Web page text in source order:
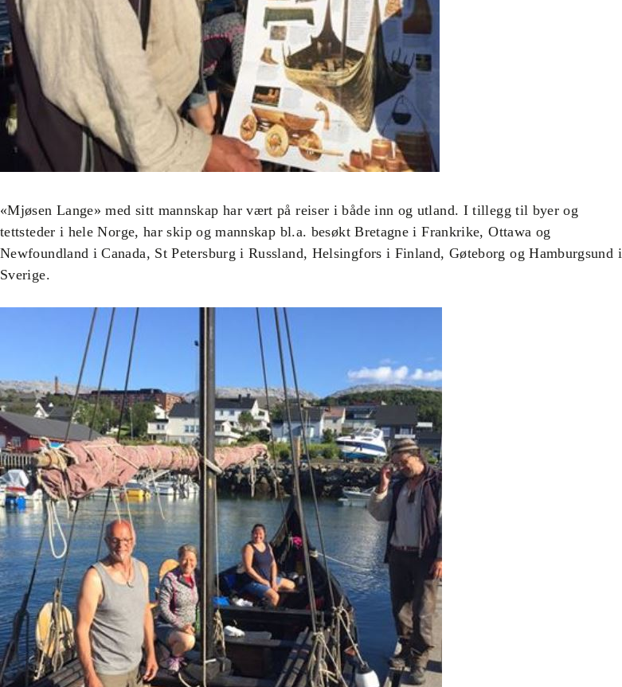
«Mjøsen Lange» med sitt mannskap har vært på reiser i både inn og utland. I tillegg til byer og
tettsteder i hele Norge, har skip og mannskap bl.a. besøkt Bretagne i Frankrike, Ottawa og
Newfoundland i Canada, St Petersburg i Russland, Helsingfors i Finland, Gøteborg og Hamburgsund i
Sverige.